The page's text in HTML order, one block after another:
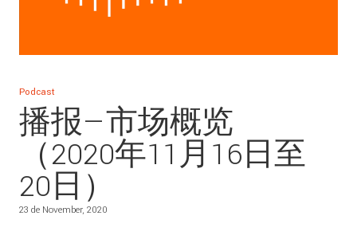
Podcast
播报—市场概览
（2020年11月16日至
20日）
23 de November, 2020